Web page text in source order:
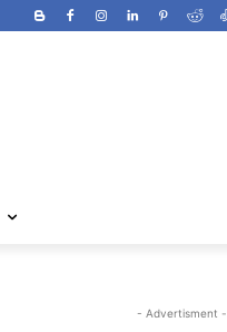
- Advertisment -